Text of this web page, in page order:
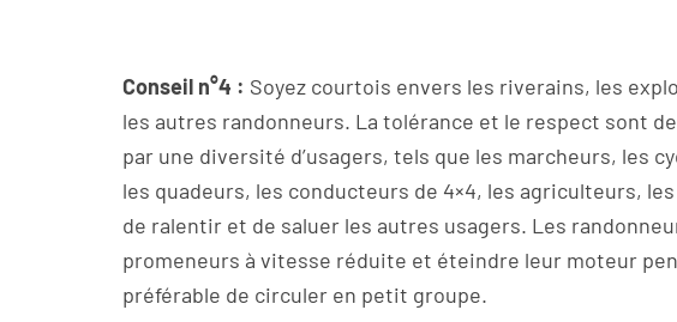
Conseil n°4 : Soyez courtois envers les riverains, les
les autres randonneurs. La tolérance et le respect sont
par une diversité d’usagers, tels que les marcheurs, les
les quadeurs, les conducteurs de 4×4, les agriculteurs,
de ralentir et de saluer les autres usagers. Les
promeneurs à vitesse réduite et éteindre leur moteur
préférable de circuler en petit groupe.